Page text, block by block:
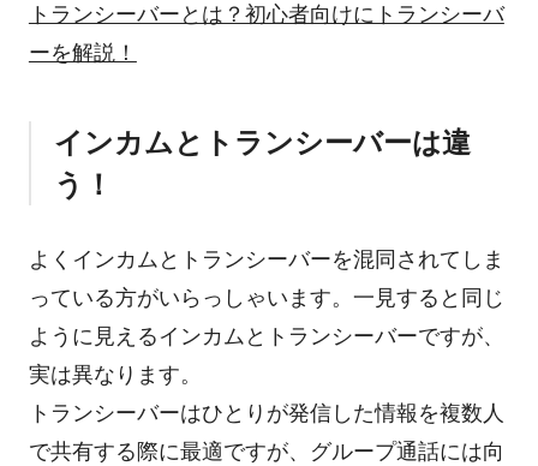
トランシーバーとは？初心者向けにトランシーバ
ーを解説！
インカムとトランシーバーは違
う！
よくインカムとトランシーバーを混同されてしま
っている方がいらっしゃいます。一見すると同じ
ように見えるインカムとトランシーバーですが、
実は異なります。
トランシーバーはひとりが発信した情報を複数人
で共有する際に最適ですが、グループ通話には向